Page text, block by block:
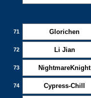
71 Glorichen
72 Li Jian
73 NightmareKnight
74 Cypress-Chill